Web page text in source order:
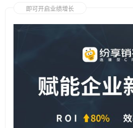
即可开启业绩增长